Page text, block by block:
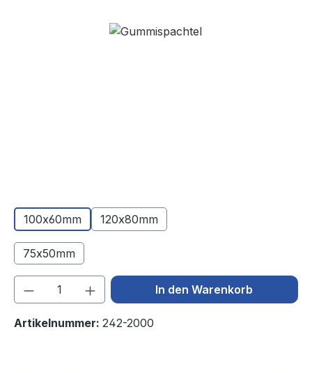
Bildergalerie überspringen
100x60mm 120x80mm
75x50mm
(Diese Option ist zurzeit nicht verfügbar.)
Produkt Anzahl: Gib denIn den Warenkorb
Artikelnummer: 242-2000